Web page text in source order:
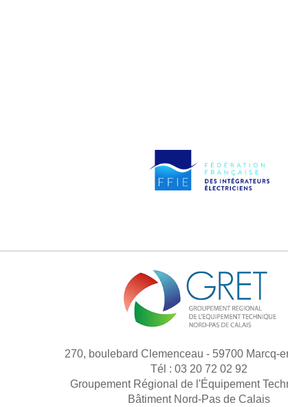
270, boulebard Clemenceau - 59700 Marcq-
Tél : 03 20 72 02 92
Groupement Régional de l'Équipement
Bâtiment Nord-Pas de Calais